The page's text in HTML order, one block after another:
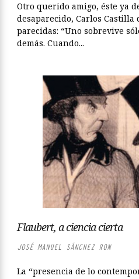
Otro querido amigo, éste ya
desaparecido, Carlos Castilla
parecidas: “Uno sobrevive
demás. Cuando...
Flaubert, a ciencia cierta
JOSÉ MANUEL SÁNCHEZ RON
La “presencia de lo